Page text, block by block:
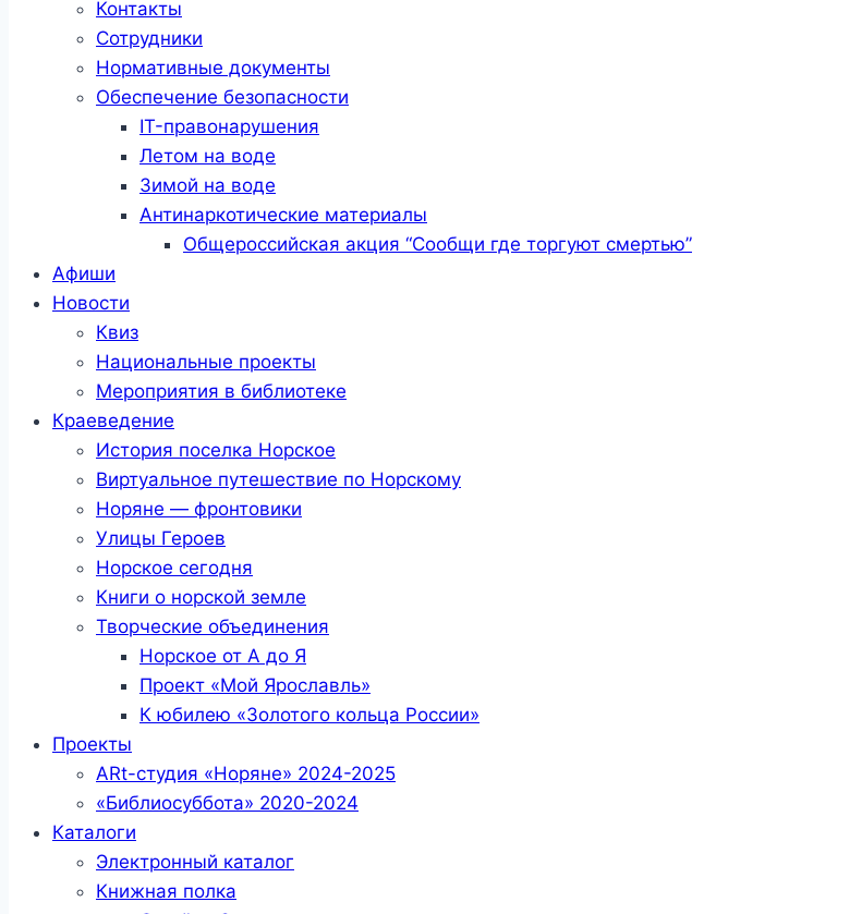
Контакты
Сотрудники
Нормативные документы
Обеспечение безопасности
IT-правонарушения
Летом на воде
Зимой на воде
Антинаркотические материалы
Общероссийская акция “Сообщи где торгуют смертью”
Афиши
Новости
Квиз
Национальные проекты
Мероприятия в библиотеке
Краеведение
История поселка Норское
Виртуальное путешествие по Норскому
Норяне — фронтовики
Улицы Героев
Норское сегодня
Книги о норской земле
Творческие объединения
Норское от А до Я
Проект «Мой Ярославль»
К юбилею «Золотого кольца России»
Проекты
ARt-студия «Норяне» 2024-2025
«Библиосуббота» 2020-2024
Каталоги
Электронный каталог
Книжная полка